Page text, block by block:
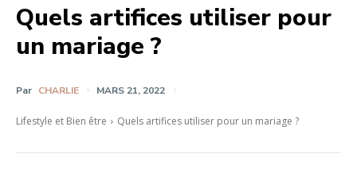
Quels artifices utiliser pour
un mariage ?
Par CHARLIE MARS 21, 2022
Lifestyle et Bien être Quels artifices utiliser pour un mariage ?